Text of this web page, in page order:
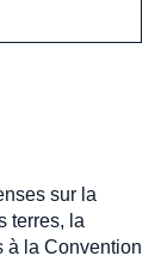
sur la
terres, la
à la Convention